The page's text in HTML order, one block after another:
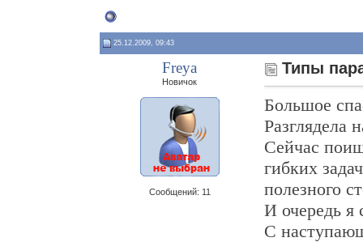
25.12.2009, 09:43
Freya
Новичок
Сообщений: 11
Типы
Большое
Разглядела
Сейчас
гибких
полезного
И очередь я
С